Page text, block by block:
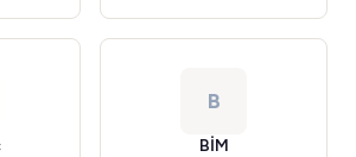
B
BİM